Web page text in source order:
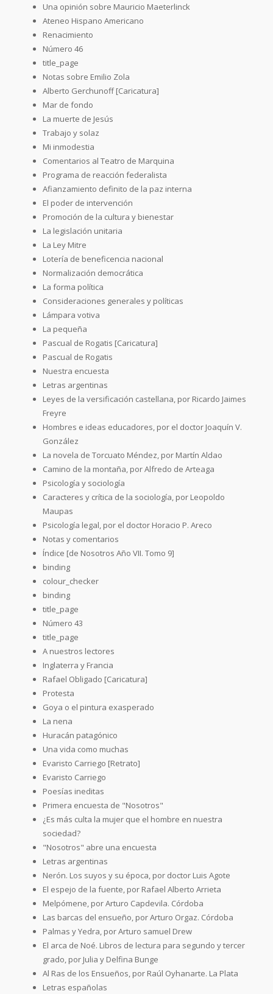
Una opinión sobre Mauricio Maeterlinck
Ateneo Hispano Americano
Renacimiento
Número 46
title_page
Notas sobre Emilio Zola
Alberto Gerchunoff [Caricatura]
Mar de fondo
La muerte de Jesús
Trabajo y solaz
Mi inmodestia
Comentarios al Teatro de Marquina
Programa de reacción federalista
Afianzamiento definito de la paz interna
El poder de intervención
Promoción de la cultura y bienestar
La legislación unitaria
La Ley Mitre
Lotería de beneficencia nacional
Normalización democrática
La forma política
Consideraciones generales y políticas
Lámpara votiva
La pequeña
Pascual de Rogatis [Caricatura]
Pascual de Rogatis
Nuestra encuesta
Letras argentinas
Leyes de la versificación castellana, por Ricardo Jaimes
Freyre
Hombres e ideas educadores, por el doctor Joaquín V.
González
La novela de Torcuato Méndez, por Martín Aldao
Camino de la montaña, por Alfredo de Arteaga
Psicología y sociología
Caracteres y crítica de la sociología, por Leopoldo
Maupas
Psicología legal, por el doctor Horacio P. Areco
Notas y comentarios
Índice [de Nosotros Año VII. Tomo 9]
binding
colour_checker
binding
title_page
Número 43
title_page
A nuestros lectores
Inglaterra y Francia
Rafael Obligado [Caricatura]
Protesta
Goya o el pintura exasperado
La nena
Huracán patagónico
Una vida como muchas
Evaristo Carriego [Retrato]
Evaristo Carriego
Poesías ineditas
Primera encuesta de "Nosotros"
¿Es más culta la mujer que el hombre en nuestra
sociedad?
"Nosotros" abre una encuesta
Letras argentinas
Nerón. Los suyos y su época, por doctor Luis Agote
El espejo de la fuente, por Rafael Alberto Arrieta
Melpómene, por Arturo Capdevila. Córdoba
Las barcas del ensueño, por Arturo Orgaz. Córdoba
Palmas y Yedra, por Arturo samuel Drew
El arca de Noé. Libros de lectura para segundo y tercer
grado, por Julia y Delfina Bunge
Al Ras de los Ensueños, por Raúl Oyhanarte. La Plata
Letras españolas